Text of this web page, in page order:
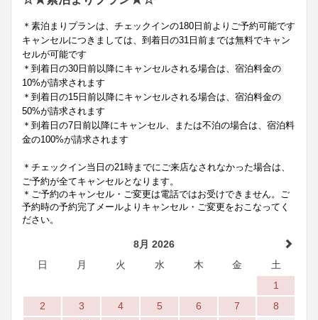
＊素泊まりプランは、チェックインの180日前よりご予約可能です
キャンセルにつきましては、到着日の31日前までは無料でキャン
セルが可能です
＊ 到着日の30日前以降にキャンセルされる場合は、宿泊料金の
10%が請求されます
＊ 到着日の15日前以降にキャンセルされる場合は、宿泊料金の
50%が請求されます
＊ 到着日の7 日前以降にキャンセル、または不泊の場合は、宿泊料
金の100%が請求されます
＊ チェックイン当日の21時までにご来店なされなかった場合は、
ご予約が全てキャンセルとなります。
＊ ご予約のキャンセル・ご変更は電話ではお受けできません。ご
予約時の予約完了メールよりキャンセル・ご変更をおこなってく
ださい。
8月 2026
日
月 火 水 木 金
土
1
2
3 4 5 6 7
8